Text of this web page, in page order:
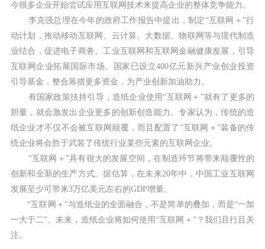
今很多企业开始尝试应用互联网技术来提高企业的整体竞争能力。
李克强总理在今年的政府工作报告中提出，制定“互联网＋”行
动计划，推动移动互联网、云计算、大数据、物联网等与现代制造
业结合，促进电子商务、工业互联网和互联网金融健康发展，引导
互联网企业拓展国际市场。国家已设立400亿元新兴产业创业投资
引导基金，整合筹措更多资金，为产业创新加油助力。
有国家政策扶持引导，造纸企业使用“互联网＋”就有了更多的
胆量，就会激发出企业更多的创新创造能力。专家认为，传统的造
纸企业才不仅不会被互联网颠覆，而且配置了“互联网＋”装备的传
统企业将会胜于武装了传统行业某些元素的互联网企业。
“互联网＋”具有很大的发展空间，在制造环节将带来颠覆性的
创新和全新的生产方式。据估算，在未来20年中，中国工业互联网
发展至少可带来3万亿美元左右的GDP增量。
“互联网＋”与造纸业的全面融合，不是简单的叠加，而是“一加
一大于二”。未来，造纸企业将如何使用“互联网＋”？我们且行且关
注。